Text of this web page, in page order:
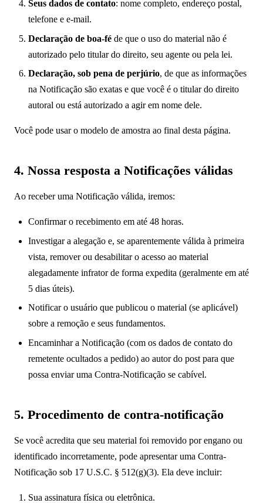
Seus dados de contato: nome completo, endereço postal,
telefone e e-mail.
Declaração de boa-fé de que o uso do material não é
autorizado pelo titular do direito, seu agente ou pela lei.
Declaração, sob pena de perjúrio, de que as informações
na Notificação são exatas e que você é o titular do direito
autoral ou está autorizado a agir em nome dele.
Você pode usar o modelo de amostra ao final desta página.
4. Nossa resposta a Notificações válidas
Ao receber uma Notificação válida, iremos:
Confirmar o recebimento em até 48 horas.
Investigar a alegação e, se aparentemente válida à primeira
vista, remover ou desabilitar o acesso ao material
alegadamente infrator de forma expedita (geralmente em até
5 dias úteis).
Notificar o usuário que publicou o material (se aplicável)
sobre a remoção e seus fundamentos.
Encaminhar a Notificação (com os dados de contato do
remetente ocultados a pedido) ao autor do post para que
possa enviar uma Contra-Notificação se cabível.
5. Procedimento de contra-notificação
Se você acredita que seu material foi removido por engano ou
identificado incorretamente, pode apresentar uma Contra-
Notificação sob 17 U.S.C. § 512(g)(3). Ela deve incluir:
Sua assinatura física ou eletrônica.